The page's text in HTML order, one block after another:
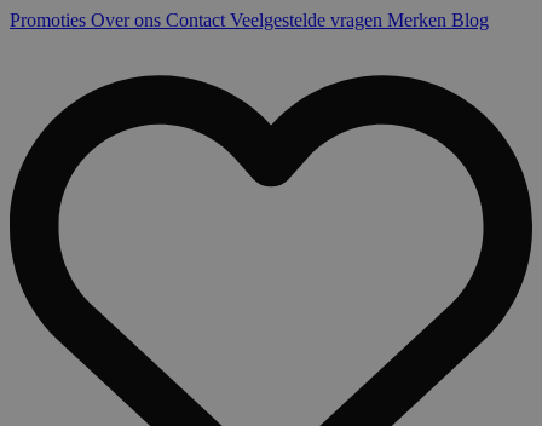
Promoties Over ons Contact Veelgestelde vragen Merken Blog